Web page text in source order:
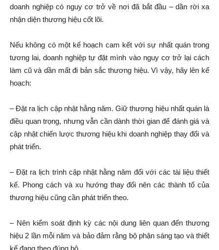
doanh nghiệp có nguy cơ trở về nơi đã bắt đầu – dần rời xa
nhận diện thương hiệu cốt lõi.
Nếu không có một kế hoạch cam kết với sự nhất quán trong
tương lai, doanh nghiệp tự đặt mình vào nguy cơ trở lại cách
làm cũ và dần mất đi bản sắc thương hiệu. Vì vậy, hãy lên kế
hoạch:
– Đặt ra lịch cập nhật hằng năm. Giữ thương hiệu nhất quán là
điều quan trọng, nhưng vẫn cần dành thời gian để đánh giá và
cập nhật chiến lược thương hiệu khi doanh nghiệp thay đổi và
phát triển.
– Đặt ra lịch trình cập nhật hằng năm đối với các tài liệu thiết
kế. Phong cách và xu hướng thay đổi nên các thành tố của
thương hiệu cũng cần phát triển theo.
– Nên kiểm soát định kỳ các nội dung liên quan đến thương
hiệu 2 lần mỗi năm và bảo đảm rằng bộ phận sáng tạo và thiết
kế đang theo đúng bộ.